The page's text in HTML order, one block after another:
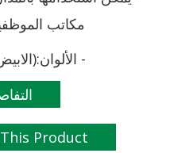
مكاتب
- الألوان:
Product